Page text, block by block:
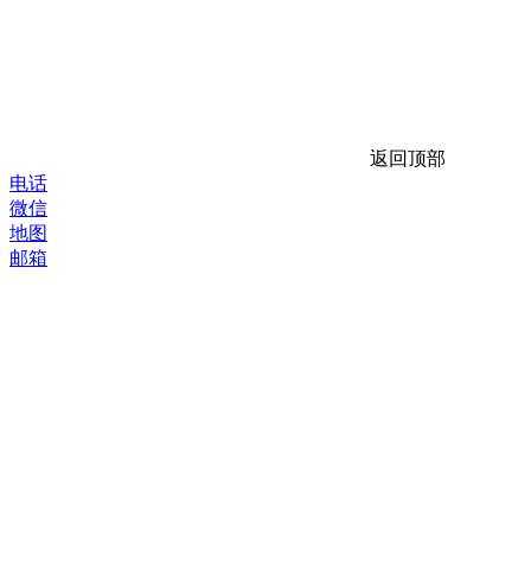
返回顶部
电话
微信
地图
邮箱